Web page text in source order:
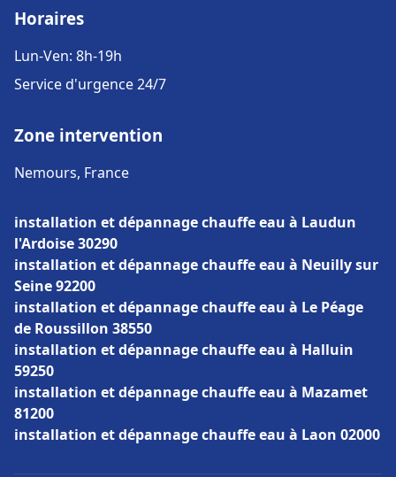
Horaires
Lun-Ven: 8h-19h
Service d'urgence 24/7
Zone intervention
Nemours, France
installation et dépannage chauffe eau à Laudun
l'Ardoise 30290
installation et dépannage chauffe eau à Neuilly sur
Seine 92200
installation et dépannage chauffe eau à Le Péage
de Roussillon 38550
installation et dépannage chauffe eau à Halluin
59250
installation et dépannage chauffe eau à Mazamet
81200
installation et dépannage chauffe eau à Laon 02000